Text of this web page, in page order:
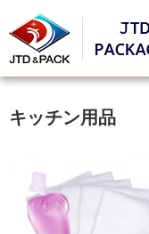
キッチン用品